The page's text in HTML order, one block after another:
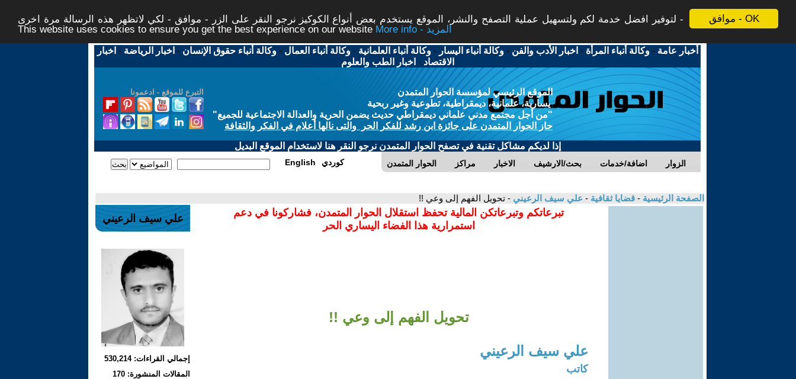
موافق - OK
لتوفير افضل خدمة لكم ولتسهيل عملية التصفح والنشر، الموقع يستخدم بعض أنواع الكوكيز نرجو النقر على الزر - موافق - لكي لاتظهر هذه الرسالة مرة اخرى -
This website uses cookies to ensure you get the best experience on our website
More info - المزيد
أخبار عامة -وكالة أنباء المرأة - اخبار الأدب والفن -وكالة أنباء اليسار -وكالة أنباء العلمانية -وكالة أنباء العمال -وكالة أنباء حقوق الإنسان - اخبار الرياضة - اخبار
الاقتصاد - اخبار الطب والعلوم
التبرع للموقع - ادعمونا
الموقع الرئيسي لمؤسسة الحوار المتمدن
يسارية، علمانية، ديمقراطية، تطوعية وغير ربحية
"من أجل مجتمع مدني علماني ديمقراطي حديث يضمن الحرية والعدالة الاجتماعية للجميع"
حاز الحوار المتمدن على جائزة ابن رشد للفكر الحر والتى نالها أعلام في الفكر والثقافة
إذا لديكم مشاكل تقنية في تصفح الحوار المتمدن نرجو النقر هنا لاستخدام الموقع البديل
الحوار المتمدن مراكز الاخبار بحث/الارشيف اضافة/خدمات الزوار English كوردي
الصفحة الرئيسية - قضايا ثقافية - علي سيف الرعيني - تحويل الفهم إلى وعي !!
تبرعاتكم وتبرعاتكن المالية تحفظ استقلال الحوار المتمدن، فشاركونا في دعم
استمرارية هذا الفضاء اليساري الحر
تحويل الفهم إلى وعي !!
علي سيف الرعيني
كاتب
علي سيف الرعيني
إجمالي القراءات: 530,214
المقالات المنشورة: 170